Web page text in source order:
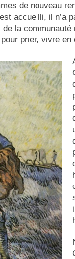
de nouveau
accueilli, il n’a
la
pour prier, vivre